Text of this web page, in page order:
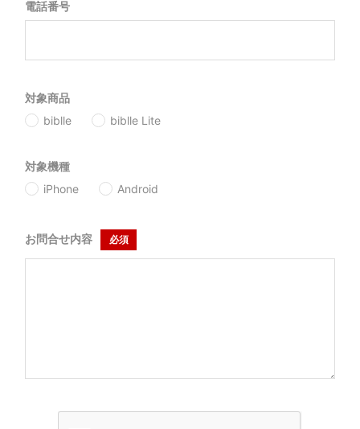
電話番号
対象商品
biblle
biblle Lite
対象機種
iPhone
Android
お問合せ内容 必須